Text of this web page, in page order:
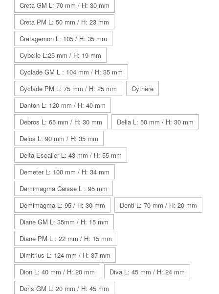
Creta GM L: 70 mm / H: 30 mm
Creta PM L: 50 mm / H: 23 mm
Cretagemon L: 105 / H: 35 mm
Cybelle L:25 mm / H: 19 mm
Cyclade GM L : 104 mm / H: 35 mm
Cyclade PM L: 75 mm / H: 25 mm
Cythère
Danton L: 120 mm / H: 40 mm
Debros L: 65 mm / H: 30 mm
Delia L: 50 mm / H: 30 mm
Delos L: 90 mm / H: 35 mm
Delta Escalier L: 43 mm / H: 55 mm
Demeter L: 100 mm / H: 34 mm
Demimagma Caisse L : 95 mm
Demimagma L: 95 / H: 30 mm
Denti L: 70 mm / H: 20 mm
Diane GM L: 35mm / H: 15 mm
Diane PM L : 22 mm / H: 15 mm
Dimitrius L: 124 mm / H: 37 mm
Dion L: 40 mm / H: 20 mm
Diva L: 45 mm / H: 24 mm
Doris GM L: 20 mm / H: 45 mm